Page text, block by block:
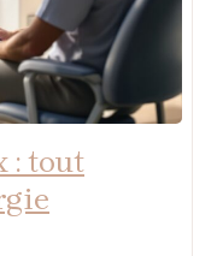
: tout